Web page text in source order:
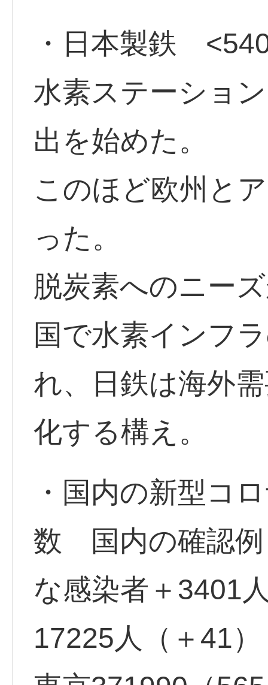
・日本製鉄
水素ステーショ
出を始めた。
このほど欧州と
った。
脱炭素へのニー
国で水素インフ
れ、日鉄は海外
化する構え。
・国内の新型コ
数 国内の確認
な感染者＋3401
17225人（＋41）